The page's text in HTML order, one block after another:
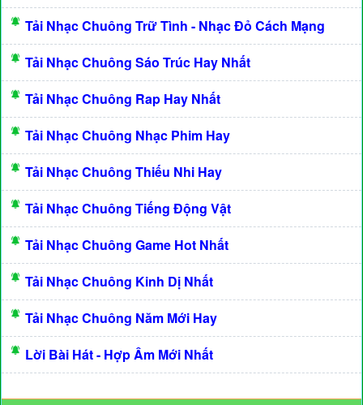
Tải Nhạc Chuông Trữ Tình - Nhạc Đỏ Cách Mạng
Tải Nhạc Chuông Sáo Trúc Hay Nhất
Tải Nhạc Chuông Rap Hay Nhất
Tải Nhạc Chuông Nhạc Phim Hay
Tải Nhạc Chuông Thiếu Nhi Hay
Tải Nhạc Chuông Tiếng Động Vật
Tải Nhạc Chuông Game Hot Nhất
Tải Nhạc Chuông Kinh Dị Nhất
Tải Nhạc Chuông Năm Mới Hay
Lời Bài Hát - Hợp Âm Mới Nhất